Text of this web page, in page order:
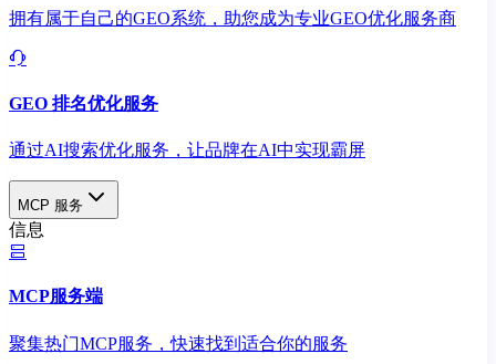
拥有属于自己的GEO系统，助您成为专业GEO优化服务商
GEO 排名优化服务
通过AI搜索优化服务，让品牌在AI中实现霸屏
MCP 服务
信息
MCP服务端
聚集热门MCP服务，快速找到适合你的服务